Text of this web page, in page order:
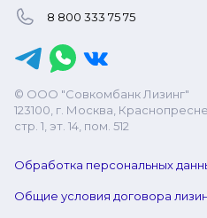
8 800 333 75 75
© ООО "Совкомбанк Лизинг"
123100, г. Москва,
стр. 1, эт. 14, пом. 512
Обработка персональных
Общие условия договора